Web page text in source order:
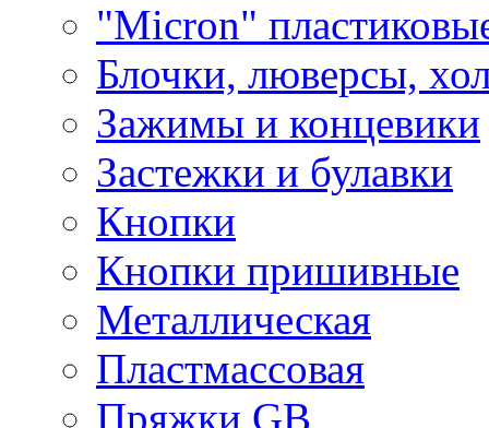
"Micron"
Блочки, люверсы,
Зажимы и концевики
Застежки и булавки
Кнопки
Кнопки пришивные
Металлическая
Пластмассовая
Пряжки GB